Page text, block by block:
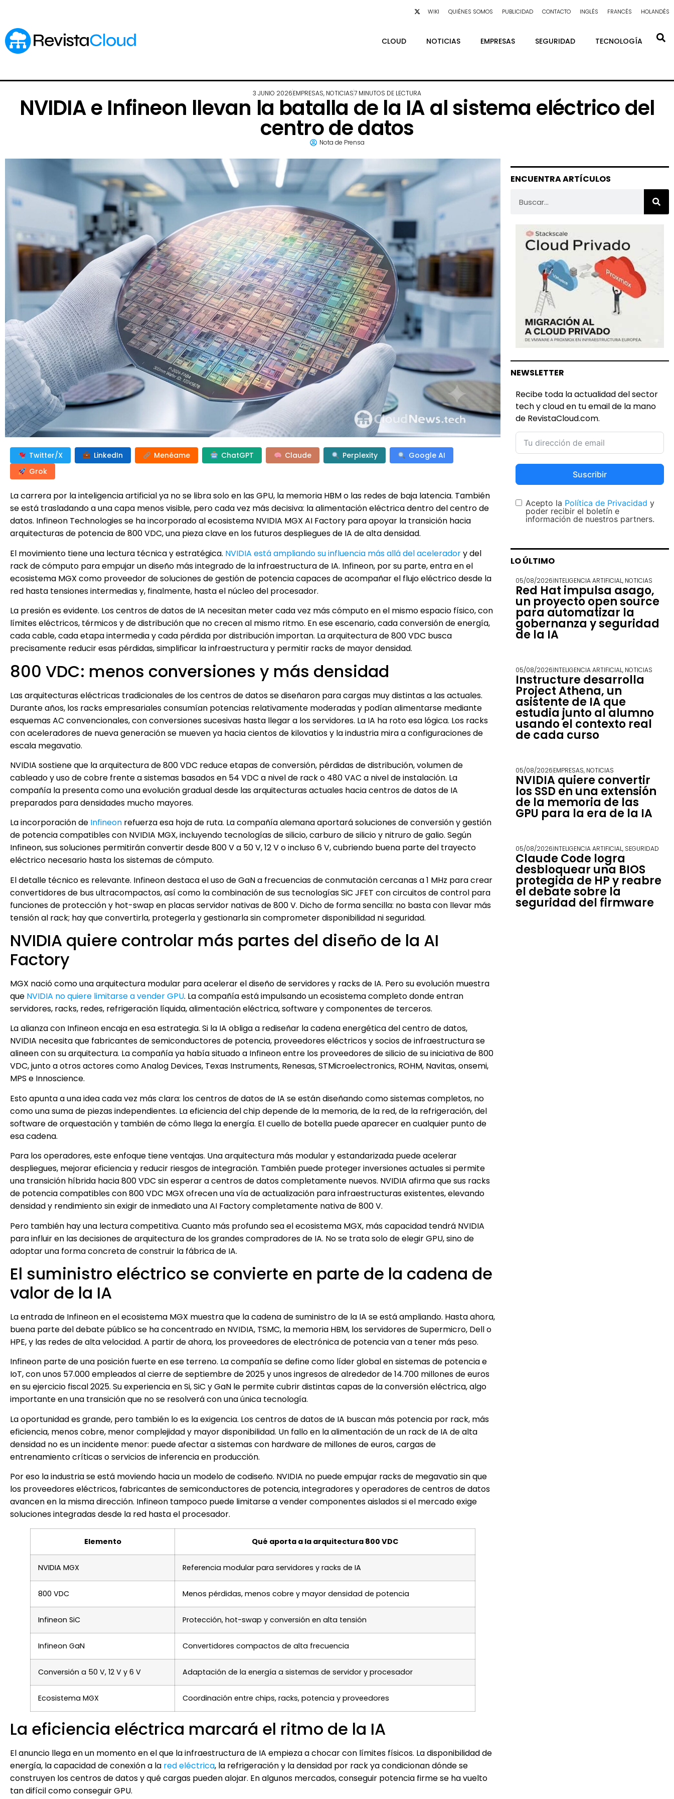
WIKI QUIÉNES SOMOS PUBLICIDAD CONTACTO INGLÉS FRANCÉS HOLANDÉS
CLOUD NOTICIAS EMPRESAS SEGURIDAD TECNOLOGÍA
3 JUNIO 2026EMPRESAS, NOTICIAS7 MINUTOS DE LECTURA
NVIDIA e Infineon llevan la batalla de la IA al sistema eléctrico del
centro de datos
Nota de Prensa
Twitter/X LinkedIn Menéame ChatGPT Claude Perplexity
Google AI
Grok
La carrera por la inteligencia artificial ya no se libra solo en las GPU, la memoria HBM o las redes de baja latencia. También
se está trasladando a una capa menos visible, pero cada vez más decisiva: la alimentación eléctrica dentro del centro de
datos. Infineon Technologies se ha incorporado al ecosistema NVIDIA MGX AI Factory para apoyar la transición hacia
arquitecturas de potencia de 800 VDC, una pieza clave en los futuros despliegues de IA de alta densidad.
El movimiento tiene una lectura técnica y estratégica. NVIDIA está ampliando su influencia más allá del aceleradory del
rack de cómputo para empujar un diseño más integrado de la infraestructura de IA. Infineon, por su parte, entra en el
ecosistema MGX como proveedor de soluciones de gestión de potencia capaces de acompañar el flujo eléctrico desde la
red hasta tensiones intermedias y, finalmente, hasta el núcleo del procesador.
La presión es evidente. Los centros de datos de IA necesitan meter cada vez más cómputo en el mismo espacio físico, con
límites eléctricos, térmicos y de distribución que no crecen al mismo ritmo. En ese escenario, cada conversión de energía,
cada cable, cada etapa intermedia y cada pérdida por distribución importan. La arquitectura de 800 VDC busca
precisamente reducir esas pérdidas, simplificar la infraestructura y permitir racks de mayor densidad.
800 VDC: menos conversiones y más densidad
Las arquitecturas eléctricas tradicionales de los centros de datos se diseñaron para cargas muy distintas a las actuales.
Durante años, los racks empresariales consumían potencias relativamente moderadas y podían alimentarse mediante
esquemas AC convencionales, con conversiones sucesivas hasta llegar a los servidores. La IA ha roto esa lógica. Los racks
con aceleradores de nueva generación se mueven ya hacia cientos de kilovatios y la industria mira a configuraciones de
escala megavatio.
NVIDIA sostiene que la arquitectura de 800 VDC reduce etapas de conversión, pérdidas de distribución, volumen de
cableado y uso de cobre frente a sistemas basados en 54 VDC a nivel de rack o 480 VAC a nivel de instalación. La
compañía la presenta como una evolución gradual desde las arquitecturas actuales hacia centros de datos de IA
preparados para densidades mucho mayores.
La incorporación de Infineon refuerza esa hoja de ruta. La compañía alemana aportará soluciones de conversión y gestión
de potencia compatibles con NVIDIA MGX, incluyendo tecnologías de silicio, carburo de silicio y nitruro de galio. Según
Infineon, sus soluciones permitirán convertir desde 800 V a 50 V, 12 V o incluso 6 V, cubriendo buena parte del trayecto
eléctrico necesario hasta los sistemas de cómputo.
El detalle técnico es relevante. Infineon destaca el uso de GaN a frecuencias de conmutación cercanas a 1 MHz para crear
convertidores de bus ultracompactos, así como la combinación de sus tecnologías SiC JFET con circuitos de control para
funciones de protección y hot-swap en placas servidor nativas de 800 V. Dicho de forma sencilla: no basta con llevar más
tensión al rack; hay que convertirla, protegerla y gestionarla sin comprometer disponibilidad ni seguridad.
NVIDIA quiere controlar más partes del diseño de la AI
Factory
MGX nació como una arquitectura modular para acelerar el diseño de servidores y racks de IA. Pero su evolución muestra
que NVIDIA no quiere limitarse a vender GPU. La compañía está impulsando un ecosistema completo donde entran
servidores, racks, redes, refrigeración líquida, alimentación eléctrica, software y componentes de terceros.
La alianza con Infineon encaja en esa estrategia. Si la IA obliga a rediseñar la cadena energética del centro de datos,
NVIDIA necesita que fabricantes de semiconductores de potencia, proveedores eléctricos y socios de infraestructura se
alineen con su arquitectura. La compañía ya había situado a Infineon entre los proveedores de silicio de su iniciativa de 800
VDC, junto a otros actores como Analog Devices, Texas Instruments, Renesas, STMicroelectronics, ROHM, Navitas, onsemi,
MPS e Innoscience.
Esto apunta a una idea cada vez más clara: los centros de datos de IA se están diseñando como sistemas completos, no
como una suma de piezas independientes. La eficiencia del chip depende de la memoria, de la red, de la refrigeración, del
software de orquestación y también de cómo llega la energía. El cuello de botella puede aparecer en cualquier punto de
esa cadena.
Para los operadores, este enfoque tiene ventajas. Una arquitectura más modular y estandarizada puede acelerar
despliegues, mejorar eficiencia y reducir riesgos de integración. También puede proteger inversiones actuales si permite
una transición híbrida hacia 800 VDC sin esperar a centros de datos completamente nuevos. NVIDIA afirma que sus racks
de potencia compatibles con 800 VDC MGX ofrecen una vía de actualización para infraestructuras existentes, elevando
densidad y rendimiento sin exigir de inmediato una AI Factory completamente nativa de 800 V.
Pero también hay una lectura competitiva. Cuanto más profundo sea el ecosistema MGX, más capacidad tendrá NVIDIA
para influir en las decisiones de arquitectura de los grandes compradores de IA. No se trata solo de elegir GPU, sino de
adoptar una forma concreta de construir la fábrica de IA.
El suministro eléctrico se convierte en parte de la cadena de
valor de la IA
La entrada de Infineon en el ecosistema MGX muestra que la cadena de suministro de la IA se está ampliando. Hasta ahora,
buena parte del debate público se ha concentrado en NVIDIA, TSMC, la memoria HBM, los servidores de Supermicro, Dell o
HPE, y las redes de alta velocidad. A partir de ahora, los proveedores de electrónica de potencia van a tener más peso.
Infineon parte de una posición fuerte en ese terreno. La compañía se define como líder global en sistemas de potencia e
IoT, con unos 57.000 empleados al cierre de septiembre de 2025 y unos ingresos de alrededor de 14.700 millones de euros
en su ejercicio fiscal 2025. Su experiencia en Si, SiC y GaN le permite cubrir distintas capas de la conversión eléctrica, algo
importante en una transición que no se resolverá con una única tecnología.
La oportunidad es grande, pero también lo es la exigencia. Los centros de datos de IA buscan más potencia por rack, más
eficiencia, menos cobre, menor complejidad y mayor disponibilidad. Un fallo en la alimentación de un rack de IA de alta
densidad no es un incidente menor: puede afectar a sistemas con hardware de millones de euros, cargas de
entrenamiento críticas o servicios de inferencia en producción.
Por eso la industria se está moviendo hacia un modelo de codiseño. NVIDIA no puede empujar racks de megavatio sin que
los proveedores eléctricos, fabricantes de semiconductores de potencia, integradores y operadores de centros de datos
avancen en la misma dirección. Infineon tampoco puede limitarse a vender componentes aislados si el mercado exige
soluciones integradas desde la red hasta el procesador.
Elemento Qué aporta a la arquitectura 800 VDC
NVIDIA MGX Referencia modular para servidores y racks de IA
800 VDC Menos pérdidas, menos cobre y mayor densidad de potencia
Infineon SiC Protección, hot-swap y conversión en alta tensión
Infineon GaN Convertidores compactos de alta frecuencia
Conversión a 50 V, 12 V y 6 V Adaptación de la energía a sistemas de servidor y procesador
Ecosistema MGX Coordinación entre chips, racks, potencia y proveedores
La eficiencia eléctrica marcará el ritmo de la IA
El anuncio llega en un momento en el que la infraestructura de IA empieza a chocar con límites físicos. La disponibilidad de
energía, la capacidad de conexión a la red eléctrica, la refrigeración y la densidad por rack ya condicionan dónde se
construyen los centros de datos y qué cargas pueden alojar. En algunos mercados, conseguir potencia firme se ha vuelto
tan difícil como conseguir GPU.
ENCUENTRA ARTÍCULOS
NEWSLETTER
Recibe toda la actualidad del sector
tech y cloud en tu email de la mano
de RevistaCloud.com.
Suscribir
Acepto la Política de Privacidad y
poder recibir el boletín e
información de nuestros partners.
LO ÚLTIMO
05/08/2026INTELIGENCIA ARTIFICIAL, NOTICIAS
Red Hat impulsa asago,
un proyecto open source
para automatizar la
gobernanza y seguridad
de la IA
05/08/2026INTELIGENCIA ARTIFICIAL, NOTICIAS
Instructure desarrolla
Project Athena, un
asistente de IA que
estudia junto al alumno
usando el contexto real
de cada curso
05/08/2026EMPRESAS, NOTICIAS
NVIDIA quiere convertir
los SSD en una extensión
de la memoria de las
GPU para la era de la IA
05/08/2026INTELIGENCIA ARTIFICIAL, SEGURIDAD
Claude Code logra
desbloquear una BIOS
protegida de HP y reabre
el debate sobre la
seguridad del firmware